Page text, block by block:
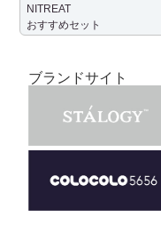
NITREAT
おすすめセット
ブランドサイト